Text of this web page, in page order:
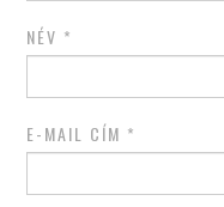
NÉV *
E-MAIL CÍM *